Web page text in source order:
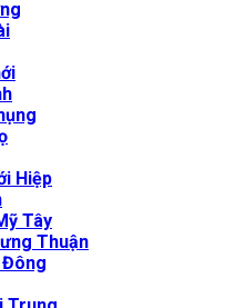
Hiệp
Tây
Thuận
Đông